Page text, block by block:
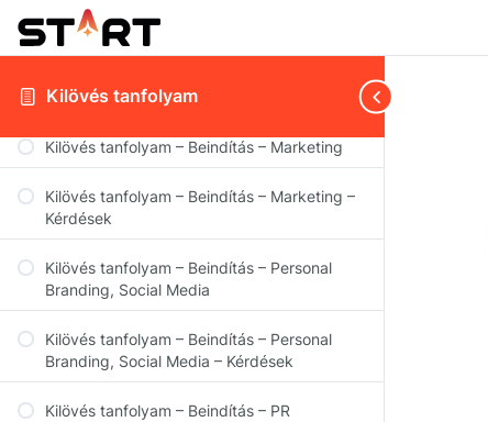
Kilövés tanfolyam
Kilövés tanfolyam – Beindítás – Weboldal
Kérdések
Kilövés tanfolyam – Beindítás – Marketing
Kilövés tanfolyam – Beindítás – Marketing –
Kérdések
Kilövés tanfolyam – Beindítás – Personal
Branding, Social Media
Kilövés tanfolyam – Beindítás – Personal
Branding, Social Media – Kérdések
Kilövés tanfolyam – Beindítás – PR